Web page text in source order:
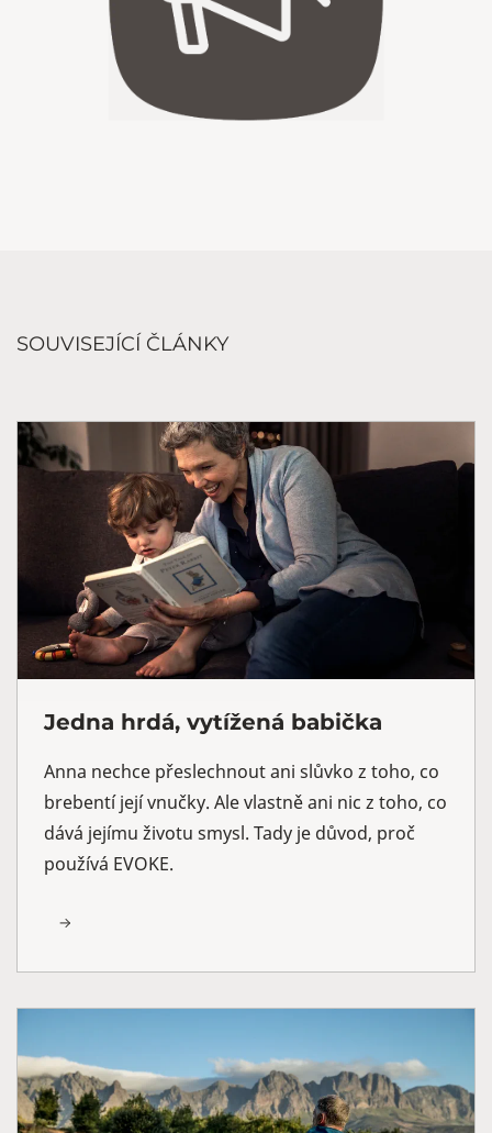
SOUVISEJÍCÍ ČLÁNKY
Jedna hrdá, vytížená babička
Anna nechce přeslechnout ani slůvko z toho, co
brebentí její vnučky. Ale vlastně ani nic z toho, co
dává jejímu životu smysl. Tady je důvod, proč
používá EVOKE.